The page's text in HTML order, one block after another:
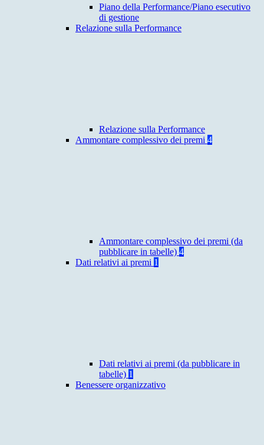
Piano della Performance/Piano esecutivo
di gestione
Relazione sulla Performance
Relazione sulla Performance
Ammontare complessivo dei premi 4
Ammontare complessivo dei premi (da
pubblicare in tabelle) 4
Dati relativi ai premi 1
Dati relativi ai premi (da pubblicare in
tabelle) 1
Benessere organizzativo